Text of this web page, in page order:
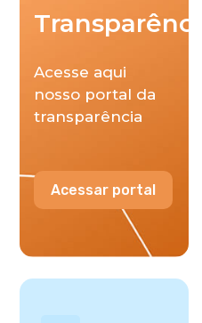
Transparência
Acesse aqui
nosso portal da
transparência
Acessar portal